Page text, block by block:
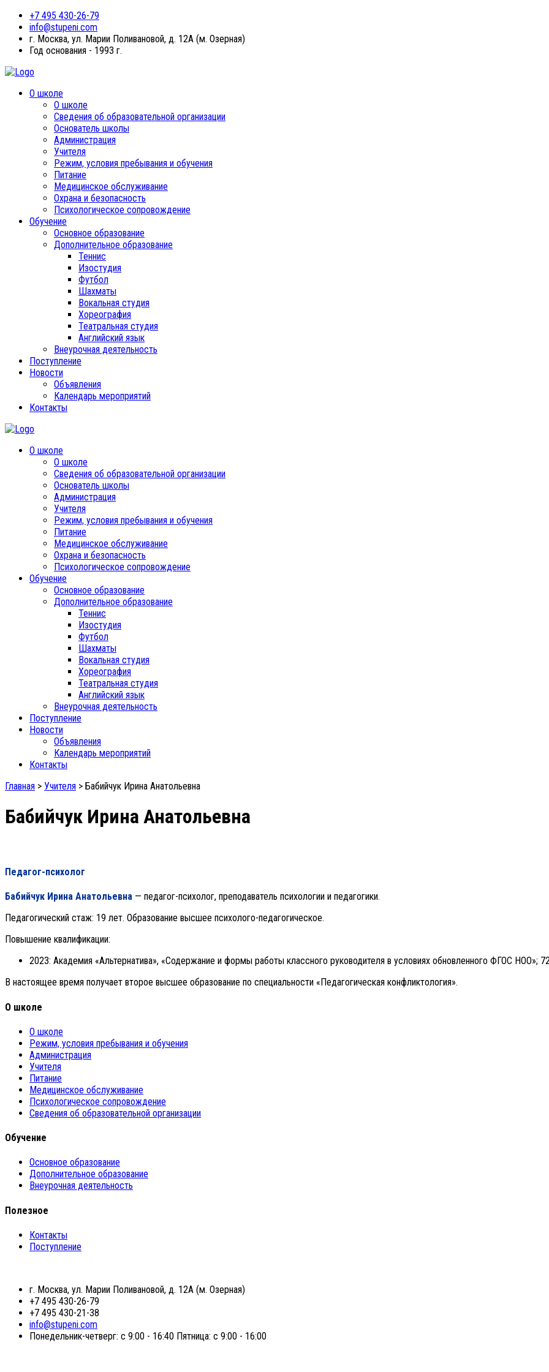
+7 495 430-26-79
info@stupeni.com
г. Москва, ул. Марии Поливановой, д. 12А (м. Озерная)
Год основания - 1993 г.
О школе
О школе
Сведения об образовательной организации
Основатель школы
Администрация
Учителя
Режим, условия пребывания и обучения
Питание
Медицинское обслуживание
Охрана и безопасность
Психологическое сопровождение
Обучение
Основное образование
Дополнительное образование
Теннис
Изостудия
Футбол
Шахматы
Вокальная студия
Хореография
Театральная студия
Английский язык
Внеурочная деятельность
Поступление
Новости
Объявления
Календарь мероприятий
Контакты
О школе
О школе
Сведения об образовательной организации
Основатель школы
Администрация
Учителя
Режим, условия пребывания и обучения
Питание
Медицинское обслуживание
Охрана и безопасность
Психологическое сопровождение
Обучение
Основное образование
Дополнительное образование
Теннис
Изостудия
Футбол
Шахматы
Вокальная студия
Хореография
Театральная студия
Английский язык
Внеурочная деятельность
Поступление
Новости
Объявления
Календарь мероприятий
Контакты
Главная > Учителя > Бабийчук Ирина Анатольевна
Бабийчук Ирина Анатольевна
Педагог-психолог
Бабийчук Ирина Анатольевна — педагог-психолог, преподаватель психологии и педагогики.
Педагогический стаж: 19 лет. Образование высшее психолого-педагогическое.
Повышение квалификации:
2023: Академия «Альтернатива», «Содержание и формы работы классного руководителя в условиях обновленного ФГОС НОО»;
В настоящее время получает второе высшее образование по специальности «Педагогическая конфликтология».
О школе
О школе
Режим, условия пребывания и обучения
Администрация
Учителя
Питание
Медицинское обслуживание
Психологическое сопровождение
Сведения об образовательной организации
Обучение
Основное образование
Дополнительное образование
Внеурочная деятельность
Полезное
Контакты
Поступление
г. Москва, ул. Марии Поливановой, д. 12А (м. Озерная)
+7 495 430-26-79
+7 495 430-21-38
info@stupeni.com
Понедельник-четверг: с 9:00 - 16:40 Пятница: с 9:00 - 16:00